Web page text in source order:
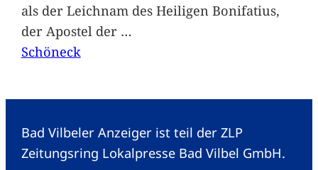
als der Leichnam des Heiligen Bonifatius,
der Apostel der …
Schöneck
Bad Vilbeler Anzeiger ist teil der ZLP
Zeitungsring Lokalpresse Bad Vilbel GmbH.